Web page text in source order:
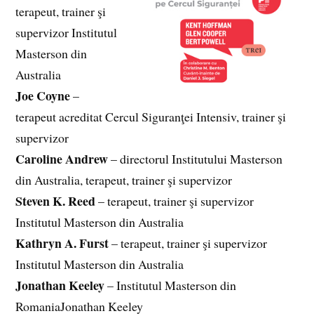
terapeut, trainer şi
supervizor Institutul
Masterson din
Australia
Joe Coyne–
terapeut acreditat Cercul Siguranţei Intensiv, trainer şi
supervizor
Caroline Andrew– directorul Institutului Masterson
din Australia, terapeut, trainer şi supervizor
Steven K. Reed– terapeut, trainer şi supervizor
Institutul Masterson din Australia
Kathryn A. Furst– terapeut, trainer şi supervizor
Institutul Masterson din Australia
Jonathan Keeley– Institutul Masterson din
RomaniaJonathan Keeley